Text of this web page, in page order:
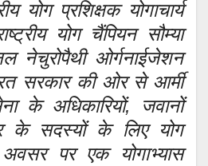
योग प्रशिक्षक योगाचार्य
योग चैंपियन सौम्या
नेचुरोपैथी ओर्गनाईजेशन
सरकार की ओर से आर्मी
के अधिकारियों, जवानों
के सदस्यों के लिए योग
पर एक योगाभ्यास